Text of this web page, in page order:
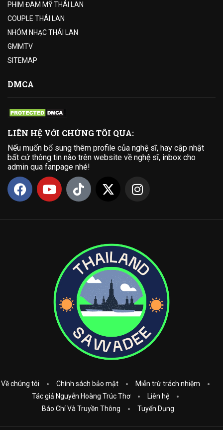
PHIM ĐAM MỸ THÁI LAN
COUPLE THÁI LAN
NHÓM NHẠC THÁI LAN
GMMTV
SITEMAP
DMCA
LIÊN HỆ VỚI CHÚNG TÔI QUA:
Nếu muốn bổ sung thêm profile của nghệ sĩ, hay cập nhật
bất cứ thông tin nào trên website về nghệ sĩ, inbox cho
admin qua fanpage nhé!
Về chúng tôi Chính sách bảo mật
Miễn trừ trách nhiệm
Tác giả Nguyễn Hoàng Trúc Thơ
Liên hệ
Báo Chí Và Truyền Thông
Tuyển Dụng